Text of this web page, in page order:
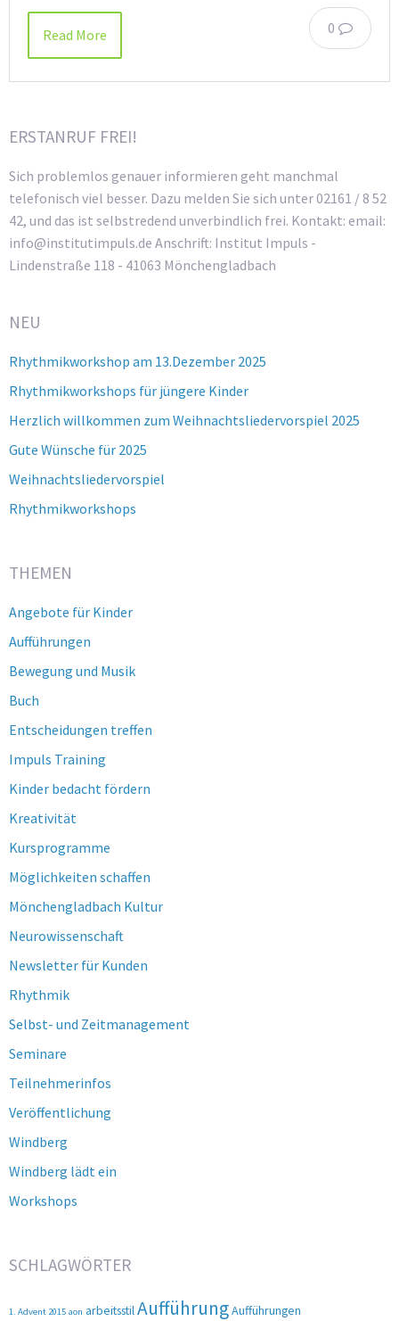
0
Read More
ERSTANRUF FREI!
Sich problemlos genauer informieren geht manchmal
telefonisch viel besser. Dazu melden Sie sich unter 02161 / 8 52
42, und das ist selbstredend unverbindlich frei. Kontakt: email:
info@institutimpuls.de Anschrift: Institut Impuls -
Lindenstraße 118 - 41063 Mönchengladbach
NEU
Rhythmikworkshop am 13.Dezember 2025
Rhythmikworkshops für jüngere Kinder
Herzlich willkommen zum Weihnachtsliedervorspiel 2025
Gute Wünsche für 2025
Weihnachtsliedervorspiel
Rhythmikworkshops
THEMEN
Angebote für Kinder
Aufführungen
Bewegung und Musik
Buch
Entscheidungen treffen
Impuls Training
Kinder bedacht fördern
Kreativität
Kursprogramme
Möglichkeiten schaffen
Mönchengladbach Kultur
Neurowissenschaft
Newsletter für Kunden
Rhythmik
Selbst- und Zeitmanagement
Seminare
Teilnehmerinfos
Veröffentlichung
Windberg
Windberg lädt ein
Workshops
SCHLAGWÖRTER
1. Advent 2015 aon arbeitsstilAufführungAufführungen